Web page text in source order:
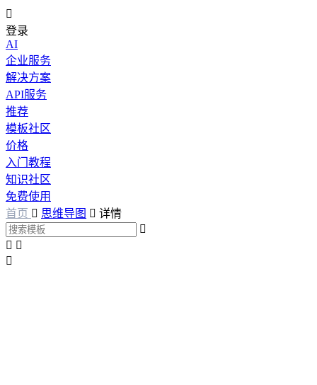

登录
AI
企业服务
解决方案
API服务
推荐
模板社区
价格
入门教程
知识社区
免费使用
首页  思维导图  详情

 
